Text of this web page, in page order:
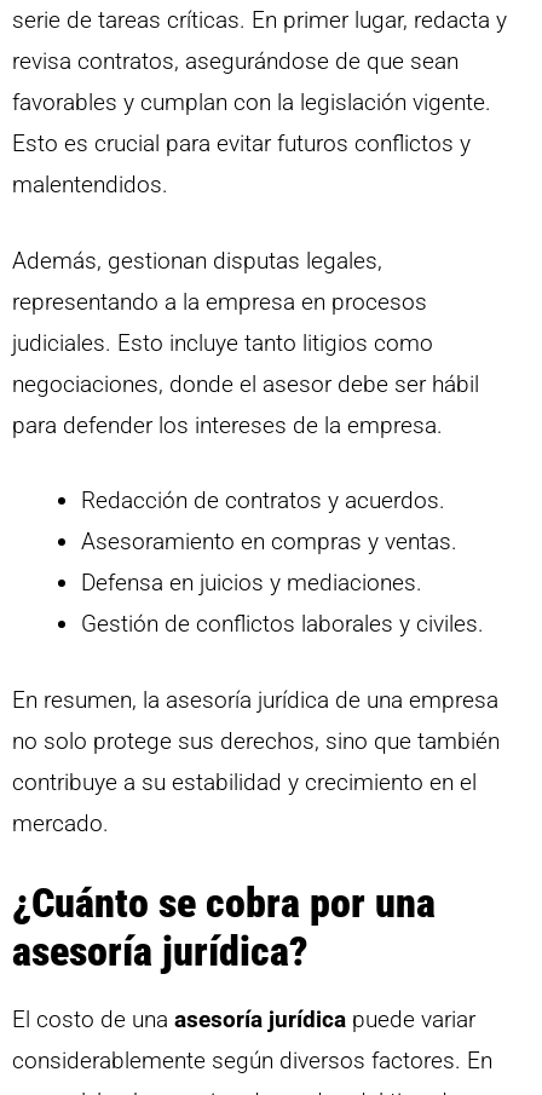
serie de tareas críticas. En primer lugar, redacta y
revisa contratos, asegurándose de que sean
favorables y cumplan con la legislación vigente.
Esto es crucial para evitar futuros conflictos y
malentendidos.
Además, gestionan disputas legales,
representando a la empresa en procesos
judiciales. Esto incluye tanto litigios como
negociaciones, donde el asesor debe ser hábil
para defender los intereses de la empresa.
Redacción de contratos y acuerdos.
Asesoramiento en compras y ventas.
Defensa en juicios y mediaciones.
Gestión de conflictos laborales y civiles.
En resumen, la asesoría jurídica de una empresa
no solo protege sus derechos, sino que también
contribuye a su estabilidad y crecimiento en el
mercado.
¿Cuánto se cobra por una
asesoría jurídica?
El costo de una asesoría jurídica puede variar
considerablemente según diversos factores. En